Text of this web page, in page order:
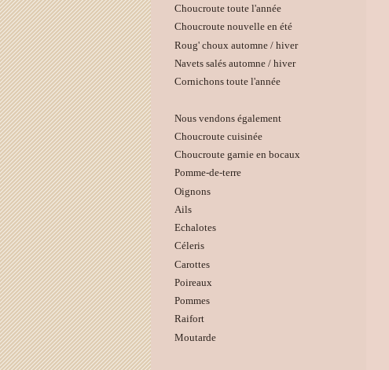
Choucroute toute l'année
Choucroute nouvelle en été
Roug' choux automne / hiver
Navets salés automne / hiver
Cornichons toute l'année
Nous vendons également
Choucroute cuisinée
Choucroute garnie en bocaux
Pomme-de-terre
Oignons
Ails
Echalotes
Céleris
Carottes
Poireaux
Pommes
Raifort
Moutarde